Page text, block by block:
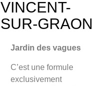
VINCENT-
SUR-GRAON
Jardin des vagues
C’est une formule
exclusivement